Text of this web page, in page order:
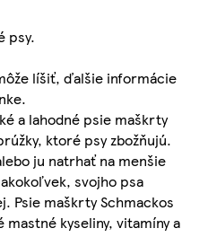
psy.
líšiť, ďalšie informácie
a lahodné psie maškrty
ktoré psy zbožňujú.
ju natrhať na menšie
svojho psa
Psie maškrty Schmackos
kyseliny, vitamíny a